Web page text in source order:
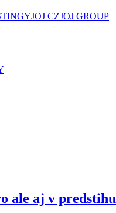
JOJ CZJOJ GROUP
ale aj v predstihu